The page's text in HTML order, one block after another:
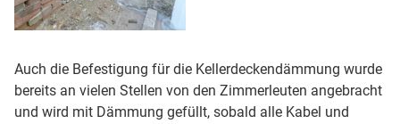
Auch die Befestigung für die Kellerdeckendämmung wurde
bereits an vielen Stellen von den Zimmerleuten angebracht
und wird mit Dämmung gefüllt, sobald alle Kabel und